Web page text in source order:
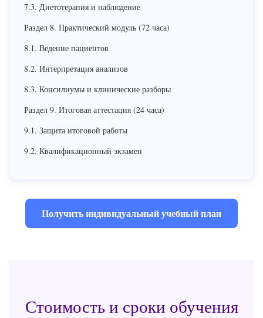
7.3. Диетотерапия и наблюдение
Раздел 8. Практический модуль (72 часа)
8.1. Ведение пациентов
8.2. Интерпретация анализов
8.3. Консилиумы и клинические разборы
Раздел 9. Итоговая аттестация (24 часа)
9.1. Защита итоговой работы
9.2. Квалификационный экзамен
Получить индивидуальный учебный план
Стоимость и сроки обучения